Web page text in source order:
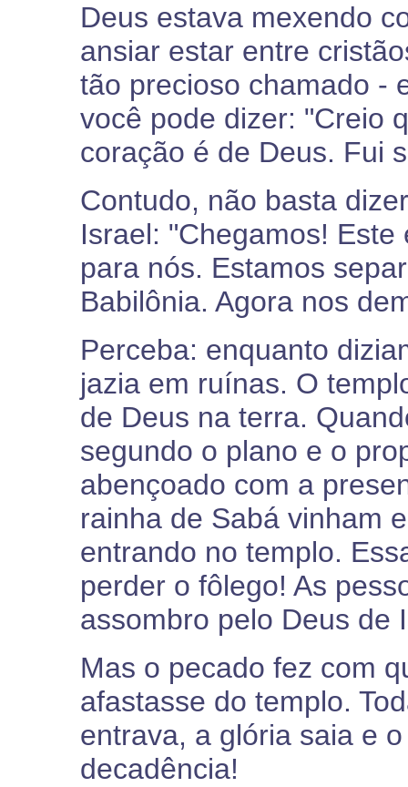
Deus estava mexendo
ansiar estar entre
tão precioso chamado -
você pode dizer: "Creio
coração é de Deus. Fui
Contudo, não basta
Israel: "Chegamos!
para nós. Estamos
Babilônia. Agora nos
Perceba: enquanto
jazia em ruínas. O
de Deus na terra.
segundo o plano e o
abençoado com a
rainha de Sabá vinham
entrando no templo.
perder o fôlego! As
assombro pelo Deus de
Mas o pecado fez com
afastasse do templo.
entrava, a glória saia e
decadência!